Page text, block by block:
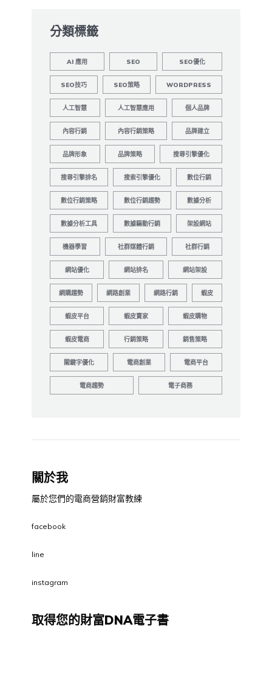
分類標籤
AI 應用 SEO SEO優化
SEO技巧 SEO策略 WORDPRESS
人工智慧 人工智慧應用 個人品牌
內容行銷 內容行銷策略 品牌建立
品牌形象 品牌策略 搜尋引擎優化
搜尋引擎排名 搜索引擎優化 數位行銷
數位行銷策略 數位行銷趨勢 數據分析
數據分析工具 數據驅動行銷 架設網站
機器學習 社群媒體行銷 社群行銷
網站優化 網站排名 網站架設
網購趨勢 網路創業 網路行銷 蝦皮
蝦皮平台 蝦皮賣家 蝦皮購物
蝦皮電商 行銷策略 銷售策略
關鍵字優化 電商創業 電商平台
電商趨勢 電子商務
關於我
屬於您們的電商營銷財富教練
facebook
line
instagram
取得您的財富DNA電子書